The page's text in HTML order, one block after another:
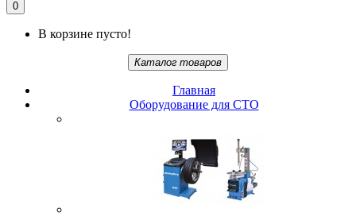
0
В корзине пусто!
Каталог товаров
Главная
Oбopудoвaниe для CTO